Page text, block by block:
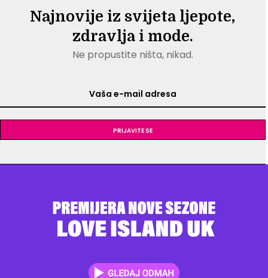
Najnovije iz svijeta ljepote,
zdravlja i mode.
Ne propustite ništa, nikad.
Prijavite se